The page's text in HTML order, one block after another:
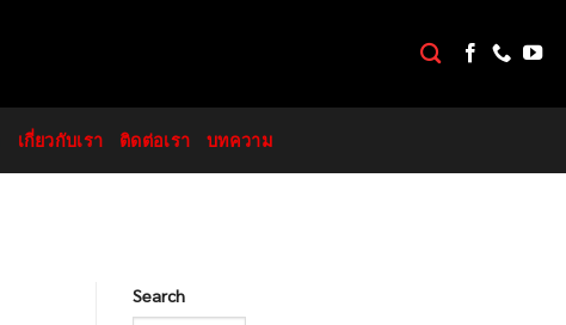
เกี่ยวกับเรา ติดต่อเรา บทความ
Search